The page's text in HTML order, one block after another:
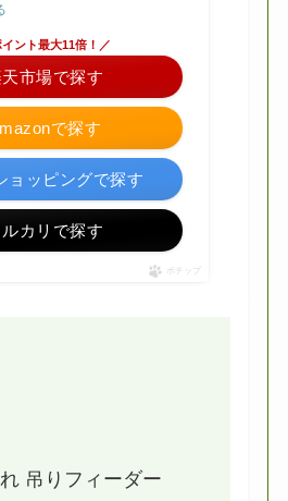
で探す
イント最大11倍！／
市場で探す
ョッピングで探す
ルカリで探す
ポチップ
吊りフィーダー